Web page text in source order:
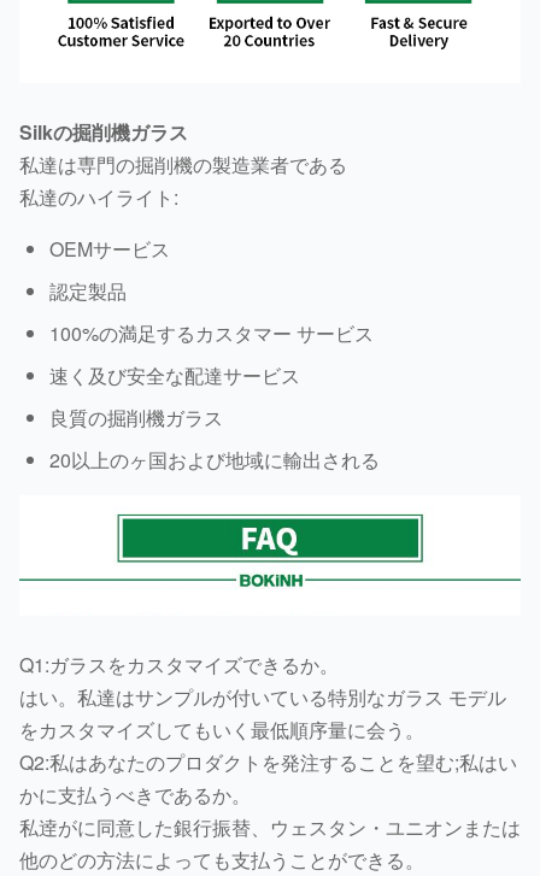
Silkの掘削機ガラス
私達は専門の掘削機の製造業者である
私達のハイライト:
OEMサービス
認定製品
100%の満足するカスタマー サービス
速く及び安全な配達サービス
良質の掘削機ガラス
20以上のヶ国および地域に輸出される
Q1:ガラスをカスタマイズできるか。
はい。私達はサンプルが付いている特別なガラス モデル
をカスタマイズしてもいく最低順序量に会う。
Q2:私はあなたのプロダクトを発注することを望む;私はい
かに支払うべきであるか。
私逹がに同意した銀行振替、ウェスタン・ユニオンまたは
他のどの方法によっても支払うことができる。